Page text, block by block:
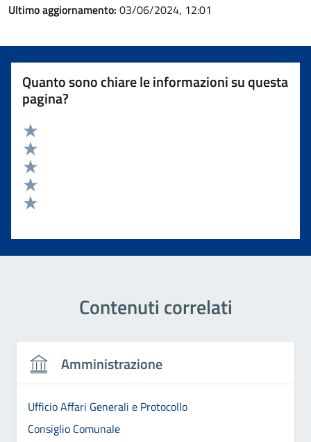
Ultimo aggiornamento: 03/06/2024, 12:01
Quanto sono chiare le informazioni su questa
pagina?
Valuta 5 stelle su 5
Valuta 4 stelle su 5
Valuta 3 stelle su 5
Valuta 2 stelle su 5
Contenuti correlati
Amministrazione
Ufficio Affari Generali e Protocollo
Consiglio Comunale